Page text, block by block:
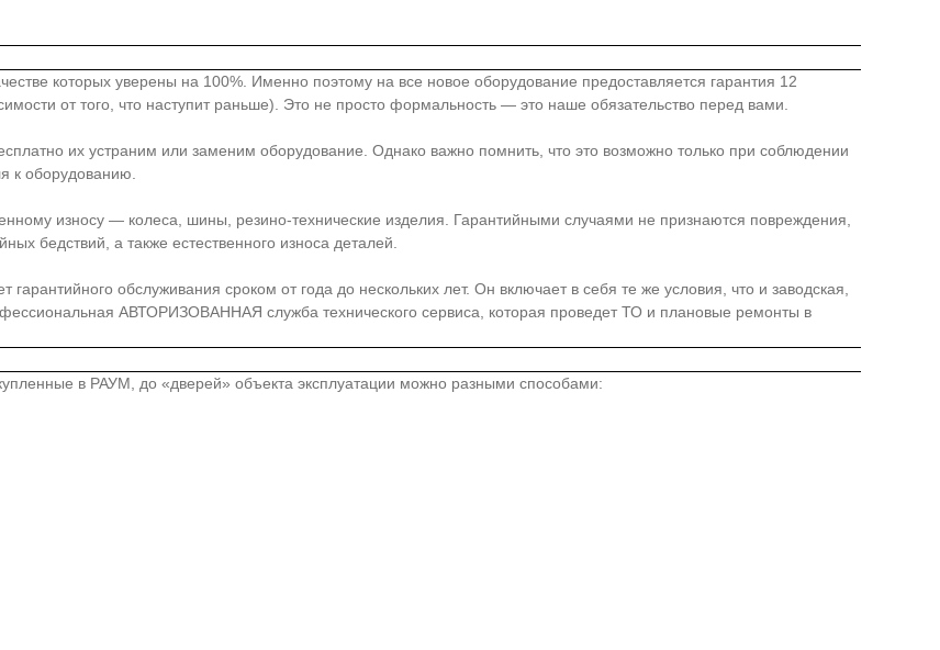
которых уверены на 100%. Именно поэтому на все новое оборудование предоставляется гарантия 12
от того, что наступит раньше). Это не просто формальность — это наше обязательство перед вами.
их устраним или заменим оборудование. Однако важно помнить, что это возможно только при соблюдении
к оборудованию.
износу — колеса, шины, резино-технические изделия. Гарантийными случаями не признаются повреждения,
бедствий, а также естественного износа деталей.
обслуживания сроком от года до нескольких лет. Он включает в себя те же условия, что и заводская,
АВТОРИЗОВАННАЯ служба технического сервиса, которая проведет ТО и плановые ремонты в
в РАУМ, до «дверей» объекта эксплуатации можно разными способами: